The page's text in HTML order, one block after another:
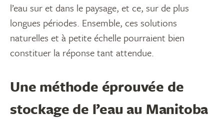
l’eau sur et dans le paysage, et ce, sur de plus
longues périodes. Ensemble, ces solutions
naturelles et à petite échelle pourraient bien
constituer la réponse tant attendue.
Une méthode éprouvée de
stockage de l’eau au Manitoba